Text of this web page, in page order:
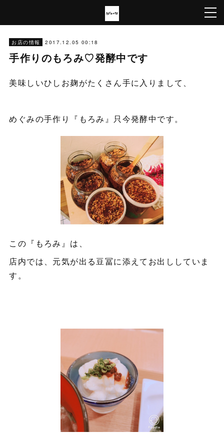
お店の情報 2017.12.05 00:18
手作りのもろみ♡発酵中です
美味しいひしお麹がたくさん手に入りまして、
めぐみの手作り『もろみ』只今発酵中です。
この『もろみ』は、
店内では、元気が出る豆冨に添えてお出ししていま
す。